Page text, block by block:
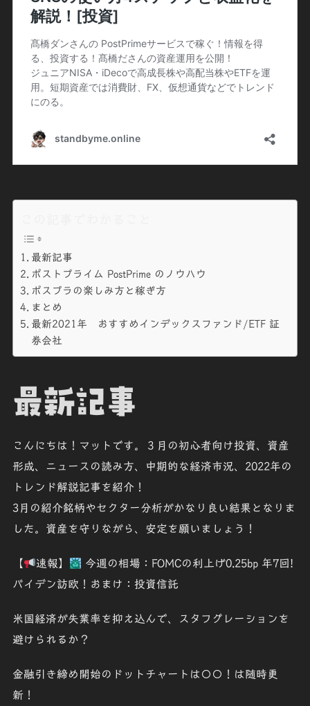
最新記事
ポストプライム PostPrime のノウハウ
ポスプラの楽しみ方と稼ぎ方
まとめ
最新2021年 おすすめインデックスファンド/ETF 証
券会社
最新記事
こんにちは！マットです。３月の初心者向け投資、資産
形成、ニュースの読み方、中期的な経済市況、2022年の
トレンド解説記事を紹介！
3月の紹介銘柄やセクター分析がかなり良い結果となりま
した。資産を守りながら、安定を願いましょう！
【 速報】
今週の相場：FOMCの利上げ0.25bp 年7回!
バイデン訪欧！おまけ：投資信託
米国経済が失業率を抑え込んで、スタフグレーションを
避けられるか？
金融引き締め開始のドットチャートは〇〇！は随時更
新！